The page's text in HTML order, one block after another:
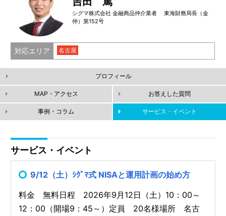
シグマ株式会社 金融商品仲介業者 東海財務局長（金
仲）第152号
対応エリア 名古屋
プロフィール
MAP・アクセス お答えした質問
事例・コラム サービス・イベント
サービス・イベント
9/12（土）ｼｸﾞﾏ式 NISAと運用計画の始め方
料金 無料日程 2026年9月12日（土）10：00～
12：00（開場9：45～）定員 20名様場所 名古